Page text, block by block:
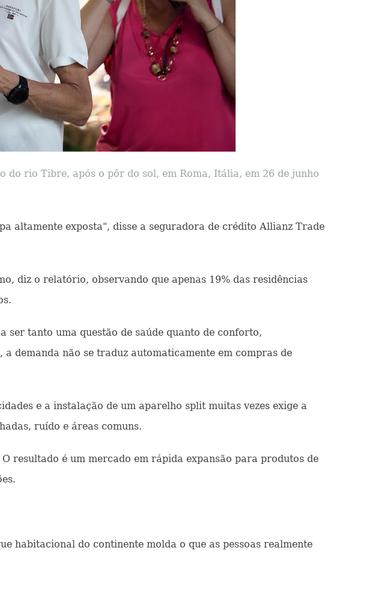
rio Tibre, após o pôr do sol, em Roma, Itália, em 26 de junho
altamente exposta", disse a seguradora de crédito Allianz Trade
diz o relatório, observando que apenas 19% das residências
ser tanto uma questão de saúde quanto de conforto,
demanda não se traduz automaticamente em compras de
e a instalação de um aparelho split muitas vezes exige a
ruído e áreas comuns.
resultado é um mercado em rápida expansão para produtos de
habitacional do continente molda o que as pessoas realmente